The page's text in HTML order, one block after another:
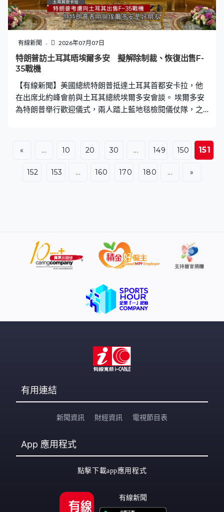
有線新聞 2026年07月07日
特朗普訪土耳其晤埃爾多安 擬解除制裁、恢復出售F-
35戰機
【有線新聞】美國總統特朗普抵達土耳其首都安卡拉，他
在出席北約峰會前與土耳其總統埃爾多安會談。 埃爾多安
為特朗普舉行歡迎儀式，兩人踏上藍地毯檢閱儀仗隊，之
朋友，計劃解除土耳其因購買俄羅斯防空系統而被華府施
加的制裁措施，特朗普將決定是否向對方出售戰機。他同
時在會上重申格陵蘭島應由美國掌控而非丹麥，又指對北
« ... 10 20 30 ... 149 150 151
152 153 ... 160 170 180 ... »
有用連結
新聞資訊 財經資訊 電視節目表
App 應用程式
點擊下載app應用程式
有線新聞